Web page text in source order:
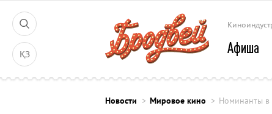
ҚЗ Афиша
Новости Мировое кино Номинанты в